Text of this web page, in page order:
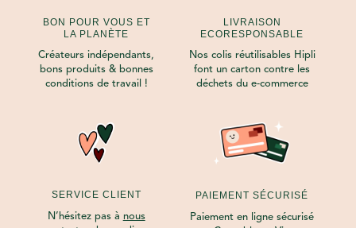
BON POUR VOUS ET
LA PLANÈTE
Créateurs indépendants,
bons produits & bonnes
conditions de travail !
LIVRAISON
ECORESPONSABLE
Nos colis réutilisables Hipli
font un carton contre les
déchets du e-commerce
SERVICE CLIENT
N’hésitez pas à nous
PAIEMENT SÉCURISÉ
Paiement en ligne sécurisé